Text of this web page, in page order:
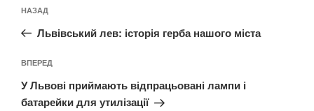
записів
Попередній
запис:
НАЗАД
Львівський лев: історія герба нашого міста
Наступний
запис
ВПЕРЕД
У Львові приймають відпрацьовані лампи і
батарейки для утилізації